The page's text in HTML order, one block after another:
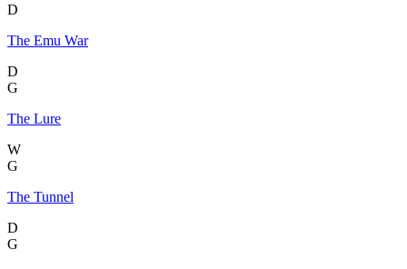
D
The Emu War
D
G
The Lure
W
G
The Tunnel
D
G